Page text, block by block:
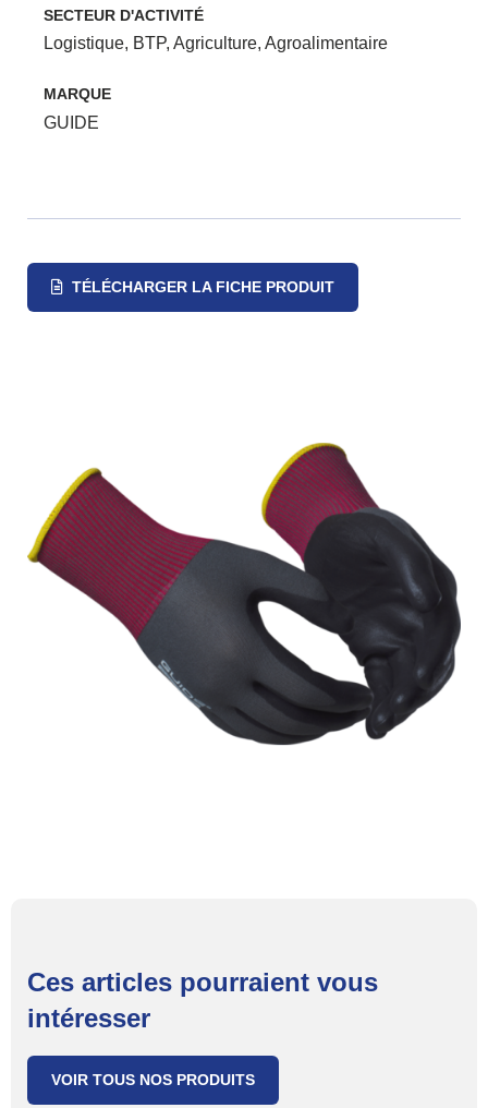
SECTEUR D'ACTIVITÉ
Logistique, BTP, Agriculture, Agroalimentaire
MARQUE
GUIDE
TÉLÉCHARGER LA FICHE PRODUIT
Ces articles pourraient vous
intéresser
VOIR TOUS NOS PRODUITS